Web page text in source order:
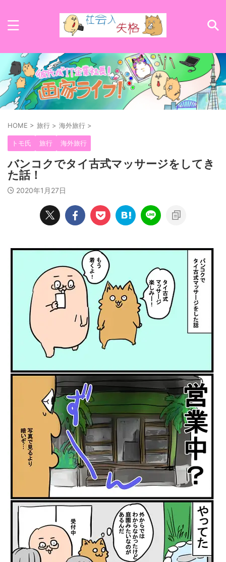
HOME > 旅行 > 海外旅行 >
トモ氏 旅行 海外旅行
バンコクでタイ古式マッサージをしてき
た話！
2020年1月27日